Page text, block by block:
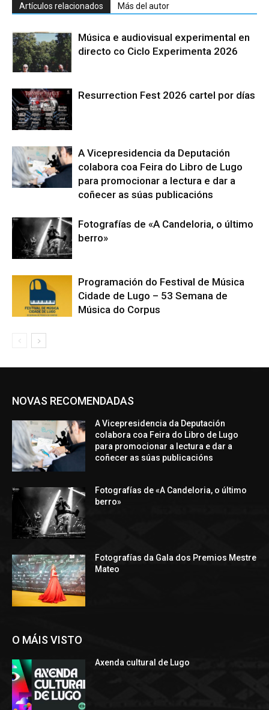
Artículos relacionados Más del autor
Música e audiovisual experimental en
directo co Ciclo Experimenta 2026
Resurrection Fest 2026 cartel por días
A Vicepresidencia da Deputación
colabora coa Feira do Libro de Lugo
para promocionar a lectura e dar a
coñecer as súas publicacións
Fotografías de «A Candeloria, o último
berro»
Programación do Festival de Música
Cidade de Lugo – 53 Semana de
Música do Corpus
NOVAS RECOMENDADAS
A Vicepresidencia da Deputación
colabora coa Feira do Libro de Lugo
para promocionar a lectura e dar a
coñecer as súas publicacións
Fotografías de «A Candeloria, o último
berro»
Fotografías da Gala dos Premios Mestre
Mateo
O MÁIS VISTO
Axenda cultural de Lugo